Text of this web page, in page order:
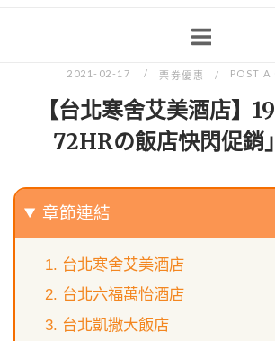
2021-02-17 票劵優惠 POST
【台北寒舍艾美酒店】
72HRの飯店快閃促銷
章節連結
台北寒舍艾美酒店
台北六福萬怡酒店
台北凱撒大飯店